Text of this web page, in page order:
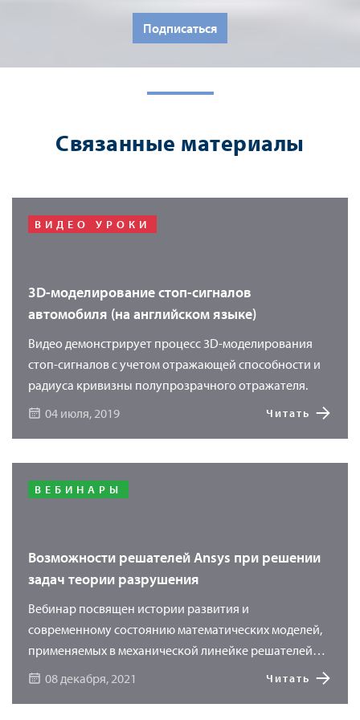
Подписаться
Связанные материалы
ВИДЕО УРОКИ
3D-моделирование стоп-сигналов
автомобиля (на английском языке)
Видео демонстрирует процесс 3D-моделирования
стоп-сигналов с учетом отражающей способности и
радиуса кривизны полупрозрачного отражателя.
04 июля, 2019
Читать
ВЕБИНАРЫ
Возможности решателей Ansys при решении
задач теории разрушения
Вебинар посвящен истории развития и
современному состоянию математических моделей,
применяемых в механической линейке решателей
Ansys. Вы узнаете о подходах к решению задач
08 декабря, 2021 Читать